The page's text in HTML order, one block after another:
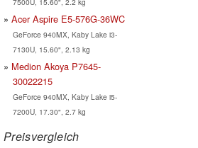
Acer Aspire E5-576G-36WC
GeForce 940MX, Kaby Lake i3-
7130U, 15.60", 2.13 kg
Medion Akoya P7645-
30022215
GeForce 940MX, Kaby Lake i5-
7200U, 17.30", 2.7 kg
Preisvergleich